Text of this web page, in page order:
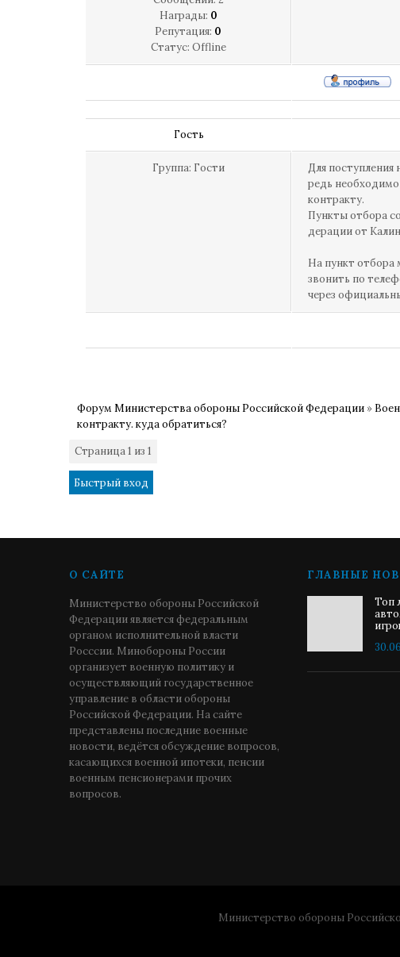
Награды: 0
Репутация: 0
Статус: Offline
Гость
Группа: Гости
Для
редь
контракту.
Пункты отбора
дерации от
На пункт отбора
звонить по
через
Форум Министерства обороны Российской Федерации »
контракту. куда обратиться?
Страница1 из 1
О САЙТЕ
Министерство обороны Российской
Федерации является федеральным
органом исполнительной власти
Росссии. Минобороны России
организует военную политику и
осуществляющий государственное
управление в области обороны
Российской Федерации. На сайте
представлены последние военные
новости, ведётся обсуждение вопросов,
касающихся военной ипотеки, пенсии
военным пенсионерами прочих
вопросов.
ГЛАВНЫЕ
Топ
Министерство обороны